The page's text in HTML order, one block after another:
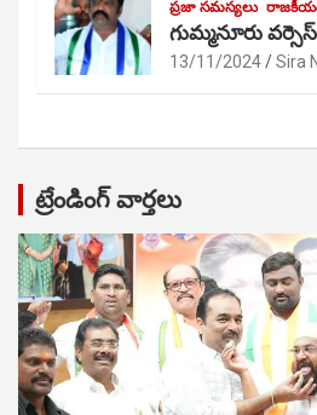
ప్రజా సమస్యలు
గుమ్మనూరు
13/11/2024 Sira
ట్రేండింగ్ వార్తలు